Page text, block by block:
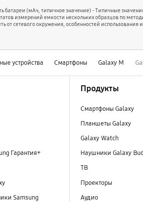
батареи (мАч, типичное значение) - Типичные
измерений емкости нескольких образцов по
от сетевого окружения, особенностей использования
устройства Смартфоны Galaxy M
Гарантия+
Samsung
Продукты
Смартфоны Galaxy
Планшеты Galaxy
Galaxy Watch
Наушники Galaxy
ТВ
Проекторы
Аудио